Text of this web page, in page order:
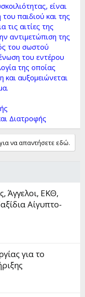
είναι
παιδιού και της
τις αιτίες της
αντιμετώπιση της
του σωστού
του εντέρου
της οποίας
και αυξομειώνεται
Διατροφής
να απαντήσετε εδώ.
Άγγελοι, EΚΘ,
Αίγυπτο-
για το